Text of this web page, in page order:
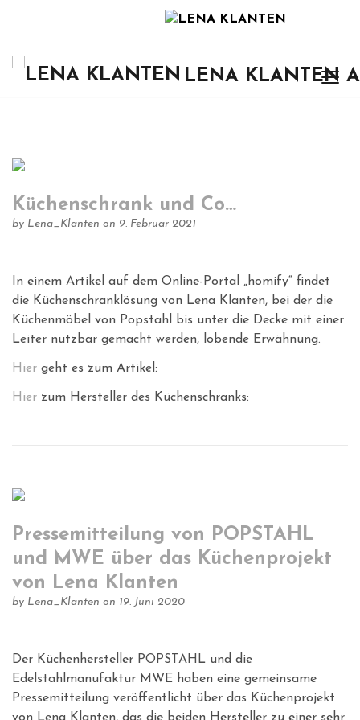
LENA KLANTEN
Küchenschrank und Co…
by Lena_Klanten on 9. Februar 2021
In einem Artikel auf dem Online-Portal „homify“ findet
die Küchenschranklösung von Lena Klanten, bei der die
Küchenmöbel von Popstahl bis unter die Decke mit einer
Leiter nutzbar gemacht werden, lobende Erwähnung.
Hier geht es zum Artikel:
Hier zum Hersteller des Küchenschranks:
Pressemitteilung von POPSTAHL
und MWE über das Küchenprojekt
von Lena Klanten
by Lena_Klanten on 19. Juni 2020
Der Küchenhersteller POPSTAHL und die
Edelstahlmanufaktur MWE haben eine gemeinsame
Pressemitteilung veröffentlicht über das Küchenprojekt